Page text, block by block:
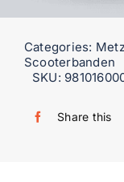
Categories:
Scooterbanden
SKU:
Share this